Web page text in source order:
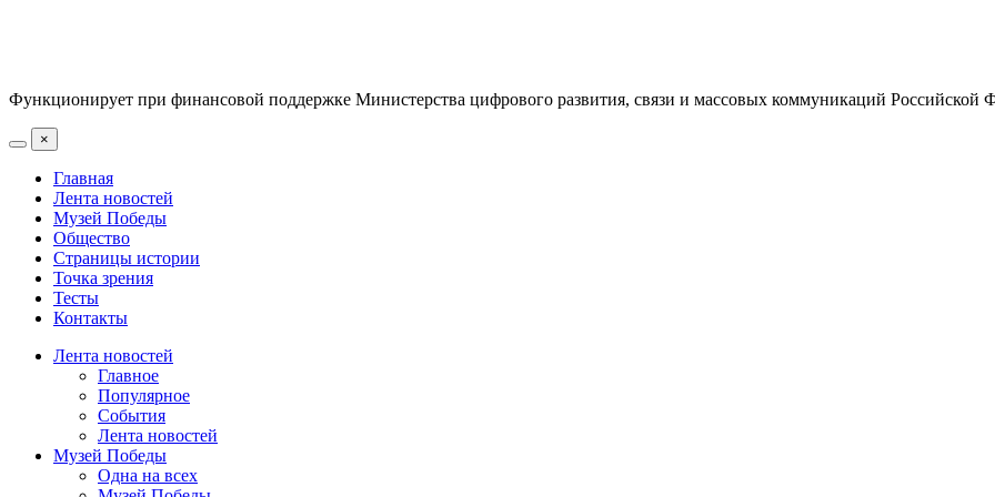
Функционирует при финансовой поддержке Министерства цифрового развития, связи и массовых коммуникаций Российской
×
Главная
Лента новостей
Музей Победы
Общество
Страницы истории
Точка зрения
Тесты
Контакты
Лента новостей
Главное
Популярное
События
Лента новостей
Музей Победы
Одна на всех